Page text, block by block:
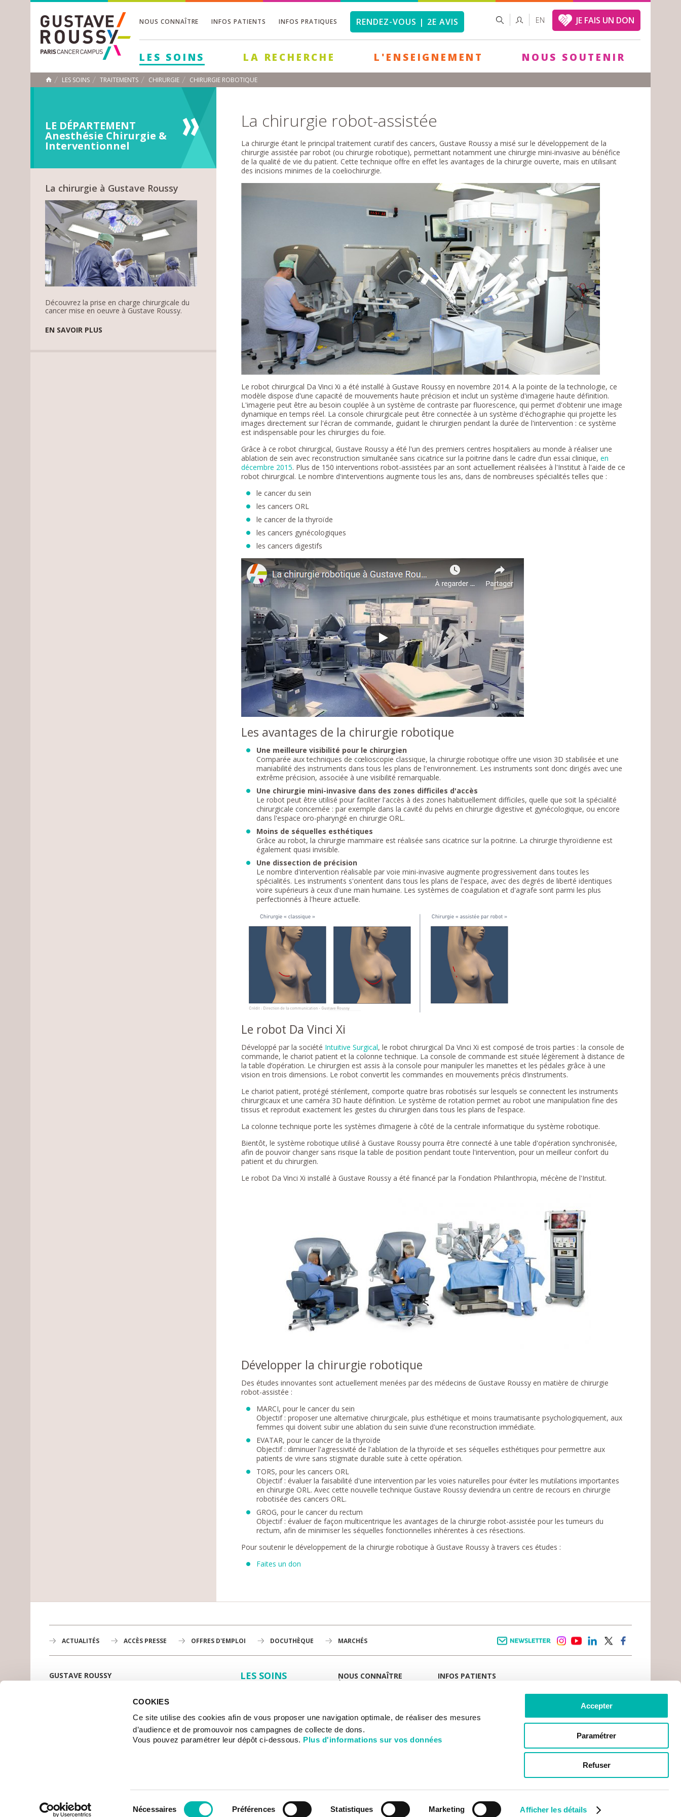
COOKIES
Ce site utilise des cookies afin de vous proposer une navigation optimale, de réaliser des mesures
d’audience et de promouvoir nos campagnes de collecte de dons.
Vous pouvez paramétrer leur dépôt ci-dessous. Plus d'informations sur vos données
Nécessaires Préférences Statistiques Marketing Afficher les détails
Accepter
Paramétrer
Refuser
NOUS CONNAÎTRE INFOS PATIENTS INFOS PRATIQUES RENDEZ-VOUS | 2E AVIS FORMULAIRE
DE
RECHERCHER EN JE FAIS UN DON
LES SOINS LA RECHERCHE L'ENSEIGNEMENT NOUS SOUTENIR
ACCUEIL
LES SOINS TRAITEMENTS CHIRURGIE CHIRURGIE ROBOTIQUE
LE DÉPARTEMENT
Anesthésie Chirurgie &
Interventionnel
La chirurgie à Gustave Roussy
Découvrez la prise en charge chirurgicale du
cancer mise en oeuvre à Gustave Roussy.
EN SAVOIR PLUS
La chirurgie robot-assistée
La chirurgie étant le principal traitement curatif des cancers, Gustave Roussy a misé sur le développement de la
chirurgie assistée par robot (ou chirurgie robotique), permettant notamment une chirurgie mini-invasive au bénéfice
de la qualité de vie du patient. Cette technique offre en effet les avantages de la chirurgie ouverte, mais en utilisant
des incisions minimes de la coeliochirurgie.
Le robot chirurgical Da Vinci Xi a été installé à Gustave Roussy en novembre 2014. A la pointe de la technologie, ce
modèle dispose d'une capacité de mouvements haute précision et inclut un système d'imagerie haute définition.
L'imagerie peut être au besoin couplée à un système de contraste par fluorescence, qui permet d'obtenir une image
dynamique en temps réel. La console chirurgicale peut être connectée à un système d'échographie qui projette les
images directement sur l'écran de commande, guidant le chirurgien pendant la durée de l'intervention : ce système
est indispensable pour les chirurgies du foie.
Grâce à ce robot chirurgical, Gustave Roussy a été l'un des premiers centres hospitaliers au monde à réaliser une
ablation de sein avec reconstruction simultanée sans cicatrice sur la poitrine dans le cadre d’un essai clinique,en
décembre 2015. Plus de 150 interventions robot-assistées par an sont actuellement réalisées à l'Institut à l'aide de ce
robot chirurgical. Le nombre d'interventions augmente tous les ans, dans de nombreuses spécialités telles que :
le cancer du sein
les cancers ORL
le cancer de la thyroïde
les cancers gynécologiques
les cancers digestifs
Les avantages de la chirurgie robotique
Une meilleure visibilité pour le chirurgien
Comparée aux techniques de cœlioscopie classique, la chirurgie robotique offre une vision 3D stabilisée et une
maniabilité des instruments dans tous les plans de l'environnement. Les instruments sont donc dirigés avec une
extrême précision, associée à une visibilité remarquable.
Une chirurgie mini-invasive dans des zones difficiles d'accès
Le robot peut être utilisé pour faciliter l'accès à des zones habituellement difficiles, quelle que soit la spécialité
chirurgicale concernée : par exemple dans la cavité du pelvis en chirurgie digestive et gynécologique, ou encore
dans l'espace oro-pharyngé en chirurgie ORL.
Moins de séquelles esthétiques
Grâce au robot, la chirurgie mammaire est réalisée sans cicatrice sur la poitrine. La chirurgie thyroïdienne est
également quasi invisible.
Une dissection de précision
Le nombre d'intervention réalisable par voie mini-invasive augmente progressivement dans toutes les
spécialités. Les instruments s'orientent dans tous les plans de l'espace, avec des degrés de liberté identiques
voire supérieurs à ceux d'une main humaine. Les systèmes de coagulation et d'agrafe sont parmi les plus
perfectionnés à l'heure actuelle.
Le robot Da Vinci Xi
Développé par la société Intuitive Surgical, le robot chirurgical Da Vinci Xi est composé de trois parties : la console de
commande, le chariot patient et la colonne technique. La console de commande est située légèrement à distance de
la table d’opération. Le chirurgien est assis à la console pour manipuler les manettes et les pédales grâce à une
vision en trois dimensions. Le robot convertit les commandes en mouvements précis d’instruments.
Le chariot patient, protégé stérilement, comporte quatre bras robotisés sur lesquels se connectent les instruments
chirurgicaux et une caméra 3D haute définition. Le système de rotation permet au robot une manipulation fine des
tissus et reproduit exactement les gestes du chirurgien dans tous les plans de l’espace.
La colonne technique porte les systèmes d’imagerie à côté de la centrale informatique du système robotique.
Bientôt, le système robotique utilisé à Gustave Roussy pourra être connecté à une table d'opération synchronisée,
afin de pouvoir changer sans risque la table de position pendant toute l'intervention, pour un meilleur confort du
patient et du chirurgien.
Le robot Da Vinci Xi installé à Gustave Roussy a été financé par la Fondation Philanthropia, mécène de l'Institut.
Développer la chirurgie robotique
Des études innovantes sont actuellement menées par des médecins de Gustave Roussy en matière de chirurgie
robot-assistée :
MARCI, pour le cancer du sein
Objectif : proposer une alternative chirurgicale, plus esthétique et moins traumatisante psychologiquement, aux
femmes qui doivent subir une ablation du sein suivie d'une reconstruction immédiate.
EVATAR, pour le cancer de la thyroïde
Objectif : diminuer l'agressivité de l'ablation de la thyroïde et ses séquelles esthétiques pour permettre aux
patients de vivre sans stigmate durable suite à cette opération.
TORS, pour les cancers ORL
Objectif : évaluer la faisabilité d'une intervention par les voies naturelles pour éviter les mutilations importantes
en chirurgie ORL. Avec cette nouvelle technique Gustave Roussy deviendra un centre de recours en chirurgie
robotisée des cancers ORL.
GROG, pour le cancer du rectum
Objectif : évaluer de façon multicentrique les avantages de la chirurgie robot-assistée pour les tumeurs du
rectum, afin de minimiser les séquelles fonctionnelles inhérentes à ces résections.
Pour soutenir le développement de la chirurgie robotique à Gustave Roussy à travers ces études :
Faites un don
ACTUALITÉS ACCÈS PRESSE OFFRES D'EMPLOI DOCUTHÈQUE MARCHÉS
GUSTAVE ROUSSY
SE RENDRE À GUSTAVE ROUSSY
LES SOINS
NOUS SOUTENIR
NOUS CONNAÎTRE
À LA UNE
PLAN STRATÉGIQUE 2030
DÉPARTEMENTS
HÔPITAL DE CHEVILLY-LARUE
RAPPORTS D'ACTIVITÉ
INFOS PATIENTS
DROITS DU PATIENT
PAIEMENT EN LIGNE
ASSOCIATIONS
CONTACTS